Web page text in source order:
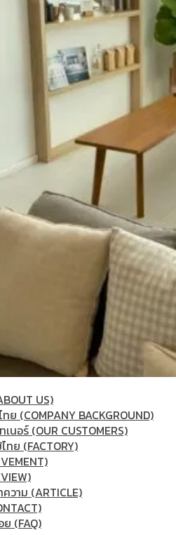
US)
ย (COMPANY BACKGROUND)
นอร์ (OUR CUSTOMERS)
ทย (FACTORY)
วาม (ARTICLE)
(FAQ)